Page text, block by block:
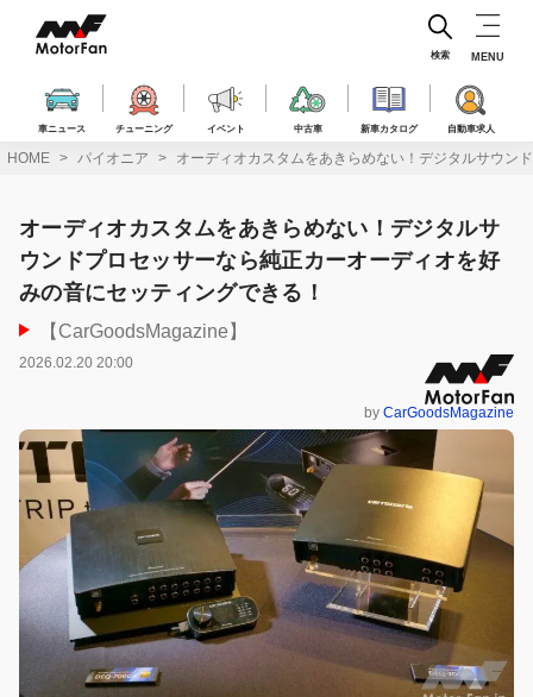
ス
車ニュース チューニング イベント 中古車 新車カタログ 自動車求人
検索 MENU
HOME パイオニア オーディオカスタムをあきらめない！デジタルサウン
オーディオカスタムをあきらめない！デジタルサ
ウンドプロセッサーなら純正カーオーディオを好
みの音にセッティングできる！
【CarGoodsMagazine】
2026.02.20 20:00
by CarGoodsMagazine